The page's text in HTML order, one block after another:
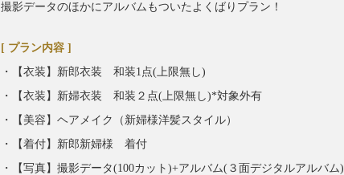
撮影データのほかにアルバムもついたよくばりプラン！
[ プラン内容 ]
・【衣装】新郎衣装 和装1点(上限無し)
・【衣装】新婦衣装 和装２点(上限無し)*対象外有
・【美容】ヘアメイク（新婦様洋髪スタイル）
・【着付】新郎新婦様 着付
・【写真】撮影データ(100カット)+アルバム(３面デジタルアルバム)